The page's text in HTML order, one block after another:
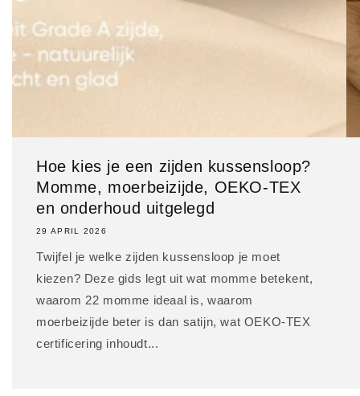
Hoe kies je een zijden kussensloop?
Momme, moerbeizijde, OEKO-TEX
en onderhoud uitgelegd
29 APRIL 2026
Twijfel je welke zijden kussensloop je moet
kiezen? Deze gids legt uit wat momme betekent,
waarom 22 momme ideaal is, waarom
moerbeizijde beter is dan satijn, wat OEKO-TEX
certificering inhoudt...